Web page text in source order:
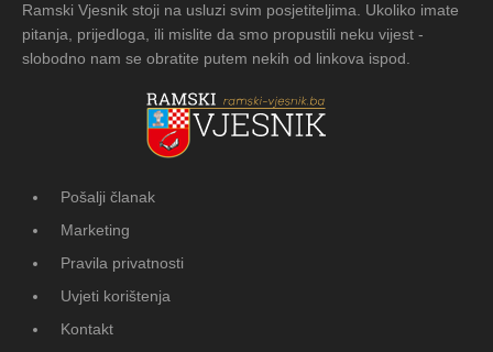
Ramski Vjesnik stoji na usluzi svim posjetiteljima. Ukoliko imate
pitanja, prijedloga, ili mislite da smo propustili neku vijest -
slobodno nam se obratite putem nekih od linkova ispod.
Pošalji članak
Marketing
Pravila privatnosti
Uvjeti korištenja
Kontakt